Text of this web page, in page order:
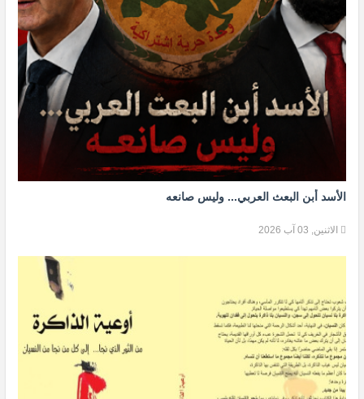
الأسد أبن البعث العربي... وليس صانعه
الاثنين, 03 آب 2026